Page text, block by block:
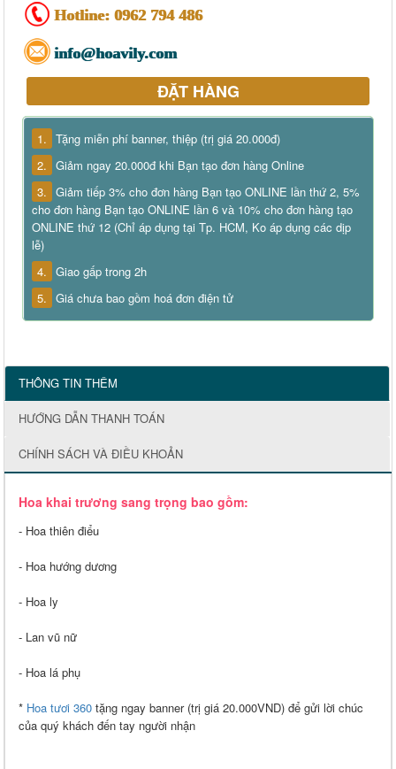
Hotline: 0962 794 486
info@hoavily.com
ĐẶT HÀNG
1. Tặng miễn phí banner, thiệp (trị giá 20.000đ)
2. Giảm ngay 20.000đ khi Bạn tạo đơn hàng Online
3. Giảm tiếp 3% cho đơn hàng Bạn tạo ONLINE lần thứ 2, 5%
cho đơn hàng Bạn tạo ONLINE lần 6 và 10% cho đơn hàng tạo
ONLINE thứ 12 (Chỉ áp dụng tại Tp. HCM, Ko áp dụng các dịp
lễ)
4. Giao gấp trong 2h
5. Giá chưa bao gồm hoá đơn điện tử
THÔNG TIN THÊM
HƯỚNG DẪN THANH TOÁN
CHÍNH SÁCH VÀ ĐIỀU KHOẢN
Hoa khai trương sang trọng bao gồm:
- Hoa thiên điểu
- Hoa hướng dương
- Hoa ly
- Lan vũ nữ
- Hoa lá phụ
* Hoa tươi 360 tặng ngay banner (trị giá 20.000VND) để gửi lời chúc
của quý khách đến tay người nhận